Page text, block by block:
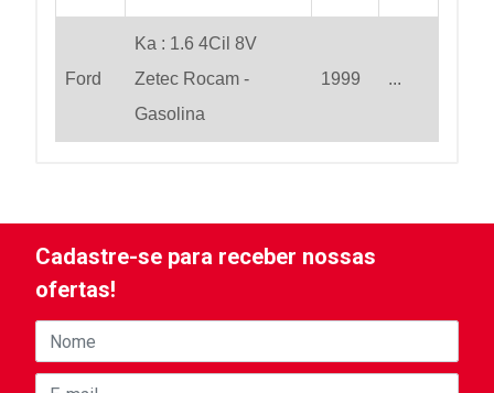
Ford
Ka : 1.6 4Cil 8V
Zetec Rocam -
Gasolina
1999 ...
Cadastre-se para receber nossas
ofertas!